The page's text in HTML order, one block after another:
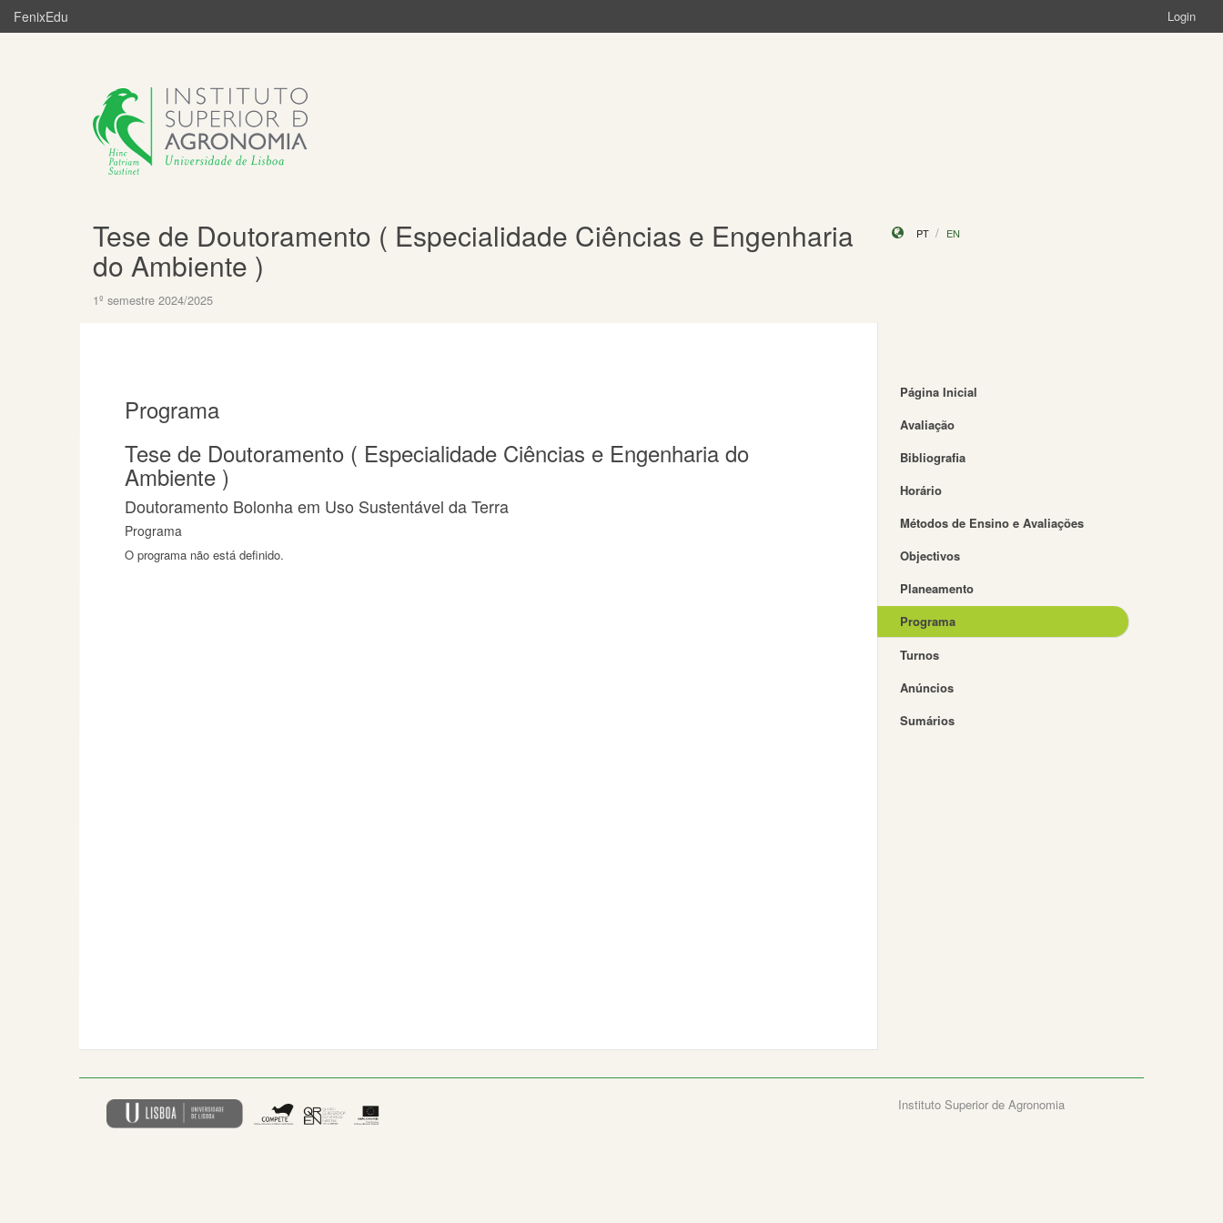
FenixEdu Login
Tese de Doutoramento ( Especialidade Ciências e Engenharia
do Ambiente )
1º semestre 2024/2025
PT EN
Programa
Tese de Doutoramento ( Especialidade Ciências e Engenharia do
Ambiente )
Doutoramento Bolonha em Uso Sustentável da Terra
Programa
O programa não está definido.
Página Inicial
Avaliação
Bibliografia
Horário
Métodos de Ensino e Avaliações
Objectivos
Planeamento
Programa
Turnos
Anúncios
Sumários
Instituto Superior de Agronomia